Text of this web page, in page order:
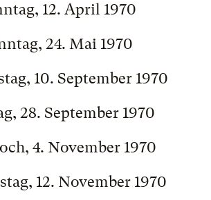
12. April 1970
24. Mai 1970
10. September 1970
28. September 1970
4. November 1970
12. November 1970